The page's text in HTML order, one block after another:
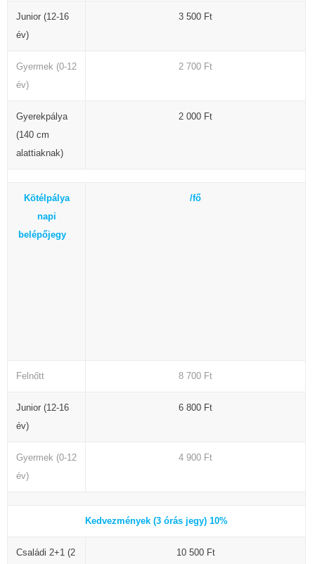
Junior (12-16
év)
3 500 Ft
Gyermek (0-12
év)
2 700 Ft
Gyerekpálya
(140 cm
alattiaknak)
2 000 Ft
Kötélpálya
napi
belépőjegy
/fő
Felnőtt 8 700 Ft
Junior (12-16
év)
6 800 Ft
Gyermek (0-12
év)
4 900 Ft
Kedvezmények (3 órás jegy) 10%
Családi 2+1 (2
10 500 Ft